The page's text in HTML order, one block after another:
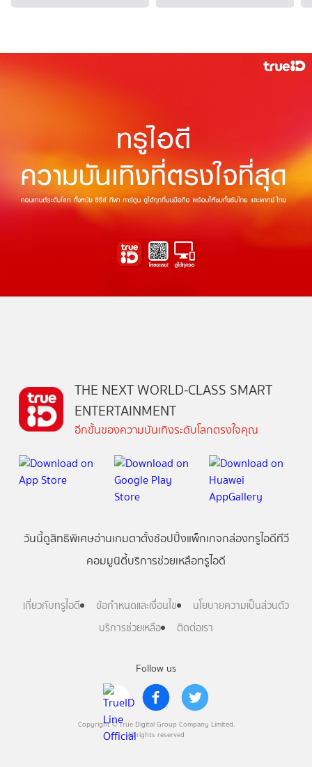
Follow us
Copyright © True Digital Group Company Limited.
All rights reserved
THE NEXT WORLD-CLASS SMART
ENTERTAINMENT
อีกขั้นของความบันเทิงระดับโลกตรงใจคุณ
วันนี้ดูสิทธิพิเศษอ่านเกมตาตั้งช้อปปิ้งแพ็กเกจกล่องทรูไอดีทีวี
คอมมูนิตี้บริการช่วยเหลือทรูไอดี
เกี่ยวกับทรูไอดี ข้อกำหนดและเงื่อนไข
นโยบายความเป็นส่วนตัว
บริการช่วยเหลือ
ติดต่อเรา